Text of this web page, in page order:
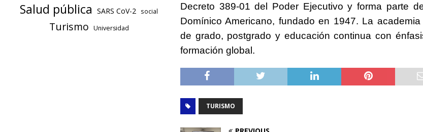
Decreto 389-01 del Poder Ejecutivo y forma parte
Domínico Americano, fundado en 1947. La
de grado, postgrado y educación continua con
formación global.
TURISMO
Salud pública SARS CoV-2 social
Turismo Universidad